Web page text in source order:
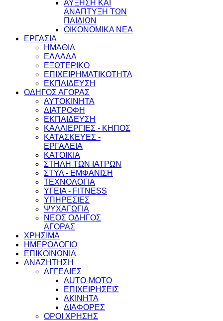
ΑΥΞΗΣΗ ΚΑΙ
ΑΝΑΠΤΥΞΗ ΤΩΝ
ΠΑΙΔΙΩΝ
ΟΙΚΟΝΟΜΙΚΑ ΝΕΑ
ΕΡΓΑΣΙΑ
ΗΜΑΘΙΑ
ΕΛΛΑΔΑ
ΕΞΩΤΕΡΙΚΟ
ΕΠΙΧΕΙΡΗΜΑΤΙΚΟΤΗΤΑ
ΕΚΠΑΙΔΕΥΣΗ
ΟΔΗΓΟΣ ΑΓΟΡΑΣ
ΑΥΤΟΚΙΝΗΤΑ
ΔΙΑΤΡΟΦΗ
ΕΚΠΑΙΔΕΥΣΗ
ΚΑΛΛΙΕΡΓΙΕΣ - ΚΗΠΟΣ
ΚΑΤΑΣΚΕΥΕΣ -
ΕΡΓΑΛΕΙΑ
ΚΑΤΟΙΚΙΑ
ΣΤΗΛΗ ΤΩΝ ΙΑΤΡΩΝ
ΣΤΥΛ - ΕΜΦΑΝΙΣΗ
ΤΕΧΝΟΛΟΓΙΑ
ΥΓΕΙΑ - FITNESS
ΥΠΗΡΕΣΙΕΣ
ΨΥΧΑΓΩΓΙΑ
ΝΕΟΣ ΟΔΗΓΟΣ
ΑΓΟΡΑΣ
ΧΡΗΣΙΜΑ
ΗΜΕΡΟΛΟΓΙΟ
ΕΠΙΚΟΙΝΩΝΙΑ
ΑΝΑΖΗΤΗΣΗ
ΑΓΓΕΛΙΕΣ
AUTO-MOTO
ΕΠΙΧΕΙΡΗΣΕΙΣ
ΑΚΙΝΗΤΑ
ΔΙΑΦΟΡΕΣ
ΟΡΟΙ ΧΡΗΣΗΣ